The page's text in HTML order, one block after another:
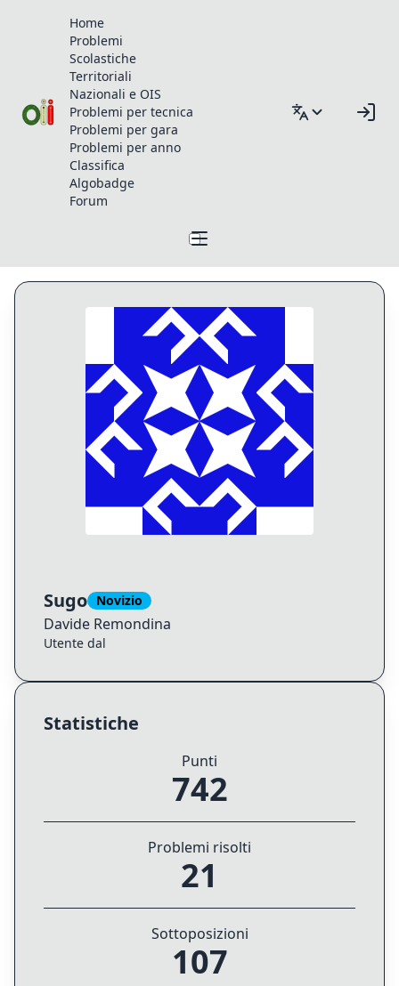
Home
Problemi
Scolastiche
Territoriali
Nazionali e OIS
Problemi per tecnica
Problemi per gara
Problemi per anno
Classifica
Algobadge
Forum
Profilo di Sugo
Sugo Novizio
Davide Remondina
Utente dal
Statistiche
Punti
742
Problemi risolti
21
Sottoposizioni
107